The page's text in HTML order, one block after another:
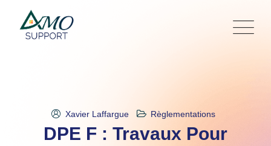
content
Xavier Laffargue Règlementations
DPE F : Travaux Pour